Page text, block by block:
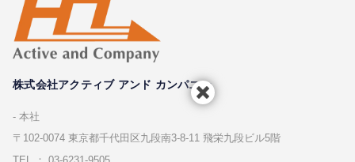
株式会社アクティブ アンド カンパニー
本社
〒102-0074 東京都千代⽥区九段南3-8-11 飛栄九段ビル5階